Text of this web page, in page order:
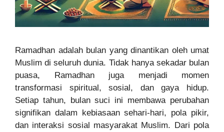
Ramadhan adalah bulan yang dinantikan oleh umat
Muslim di seluruh dunia. Tidak hanya sekadar bulan
puasa, Ramadhan juga menjadi momen
transformasi spiritual, sosial, dan gaya hidup.
Setiap tahun, bulan suci ini membawa perubahan
signifikan dalam kebiasaan sehari-hari, pola pikir,
dan interaksi sosial masyarakat Muslim. Dari pola